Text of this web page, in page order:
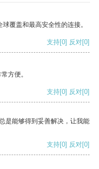
覆盖和最高安全性的连接。
支持[0] 反对[0]
方便。
支持[0] 反对[0]
是能够得到妥善解决，让我能
支持[0] 反对[0]